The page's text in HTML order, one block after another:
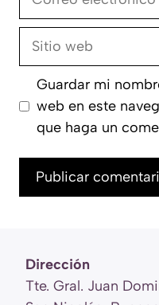
Sitio
Guardar mi
web en este
que haga un
Dirección
Tte. Gral. Juan